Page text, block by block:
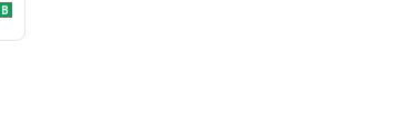
B